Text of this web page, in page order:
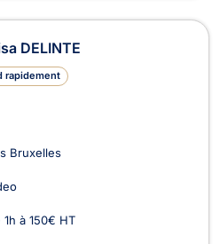
DELINTE
rapidement
Bruxelles
à 150€ HT